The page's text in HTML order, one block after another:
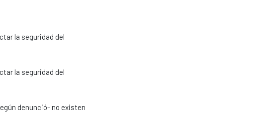
la seguridad del
la seguridad del
denunció- no existen